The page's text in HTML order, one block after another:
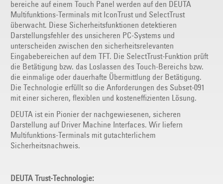
bereiche auf einem Touch Panel werden auf den DEUTA
Multifunktions-Terminals mit IconTrust und SelectTrust
überwacht. Diese Sicherheitsfunktionen detektieren
Darstellungsfehler des unsicheren PC-Systems und
unterscheiden zwischen den sicherheitsrelevanten
Eingabebereichen auf dem TFT. Die SelectTrust-Funktion prüft
die Betätigung bzw. das Loslassen des Touch-Bereichs bzw.
die einmalige oder dauerhafte Übermittlung der Betätigung.
Die Technologie erfüllt so die Anforderungen des Subset-091
mit einer sicheren, flexiblen und kosteneffizienten Lösung.
DEUTA ist ein Pionier der nachgewiesenen, sicheren
Darstellung auf Driver Machine Interfaces. Wir liefern
Multifunktions-Terminals mit gutachterlichem
Sicherheitsnachweis.
DEUTA Trust-Technologie: